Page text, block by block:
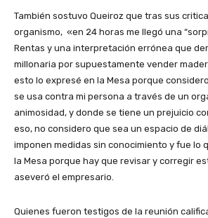
También sostuvo Queiroz que tras sus
organismo, «en 24 horas me llegó una
Rentas y una interpretación errónea que
millonaria por supuestamente vender
esto lo expresé en la Mesa porque
se usa contra mi persona a través de un
animosidad, y donde se tiene un prejuicio
eso, no considero que sea un espacio de
imponen medidas sin conocimiento y fue lo
la Mesa porque hay que revisar y corregir
aseveró el empresario.
Quienes fueron testigos de la reunión